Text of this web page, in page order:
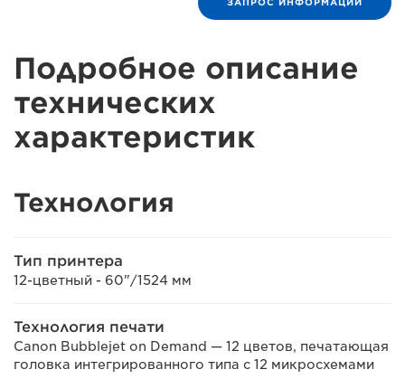
Подробное описание
технических
характеристик
Технология
Тип принтера
12-цветный - 60"/1524 мм
Технология печати
Canon Bubblejet on Demand — 12 цветов, печатающая
головка интегрированного типа с 12 микросхемами